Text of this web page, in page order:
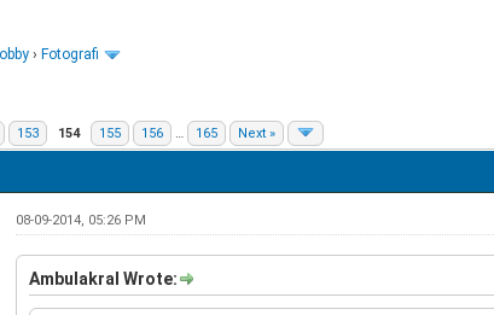
› Fotografi
153 154 155 156 … 165 Next »
08-09-2014, 05:26 PM
Ambulakral Wrote: